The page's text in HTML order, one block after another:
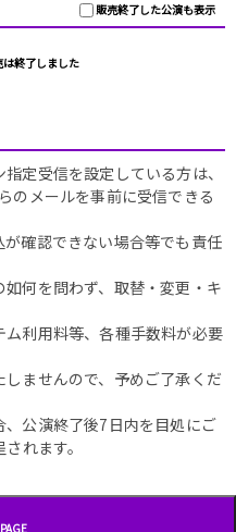
販売終了した公演も表示
は終了しました
定受信を設定している方は、
メールを事前に受信できる
確認できない場合等でも責任
何を問わず、取替・変更・キ
利用料等、各種手数料が必要
ませんので、予めご了承くだ
公演終了後7日内を目処にご
れます。